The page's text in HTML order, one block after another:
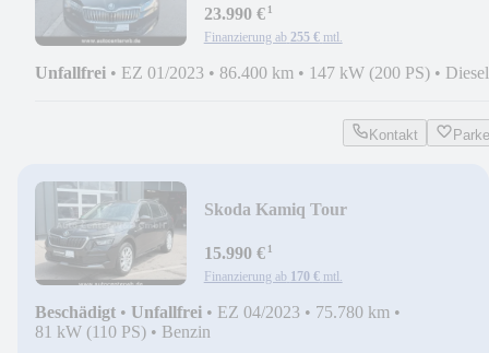
23.990 €¹
Finanzierung ab 255 € mtl.
Unfallfrei • EZ 01/2023 • 86.400 km • 147 kW (200 PS) • Diesel
Kontakt
Skoda Kamiq Tour
15.990 €¹
Finanzierung ab 170 € mtl.
Beschädigt • Unfallfrei • EZ 04/2023 • 75.780 km •
81 kW (110 PS) • Benzin